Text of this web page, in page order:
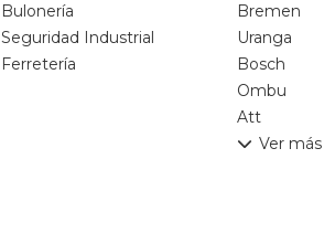
Bulonería
Seguridad Industrial
Ferretería
Bremen
Uranga
Bosch
Ombu
Att
Ver más